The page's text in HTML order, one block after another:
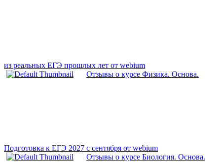
из реальных ЕГЭ прошлых лет от webium
Отзывы о курсе Физика. Основа.
Подготовка к ЕГЭ 2027 с сентября от webium
Отзывы о курсе Биология. Основа.